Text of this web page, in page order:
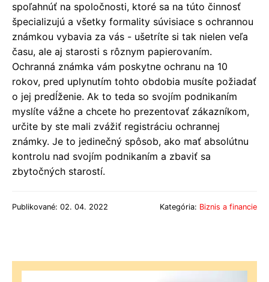
spoľahnúť na spoločnosti, ktoré sa na túto činnosť
špecializujú a všetky formality súvisiace s ochrannou
známkou vybavia za vás - ušetríte si tak nielen veľa
času, ale aj starosti s rôznym papierovaním.
Ochranná známka vám poskytne ochranu na 10
rokov, pred uplynutím tohto obdobia musíte požiadať
o jej predĺženie. Ak to teda so svojím podnikaním
myslíte vážne a chcete ho prezentovať zákazníkom,
určite by ste mali zvážiť registráciu ochrannej
známky. Je to jedinečný spôsob, ako mať absolútnu
kontrolu nad svojím podnikaním a zbaviť sa
zbytočných starostí.
Publikované: 02. 04. 2022 Kategória: Biznis a financie